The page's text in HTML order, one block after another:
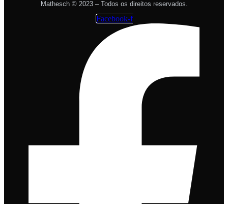
Mathesch © 2023 – Todos os direitos reservados.
Facebook-f